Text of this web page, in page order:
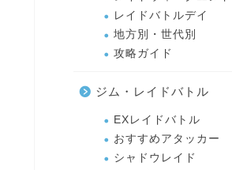
レイドバトルデイ
地方別・世代別
攻略ガイド
ジム・レイドバトル
EXレイドバトル
おすすめアタッカー
シャドウレイド